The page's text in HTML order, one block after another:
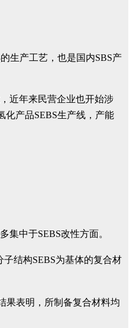
生产工艺，也是国内SBS产
近年来民营企业也开始涉
化产品SEBS生产线，产能
中于SEBS改性方面。
结构SEBS为基体的复合材
果表明，所制备复合材料均